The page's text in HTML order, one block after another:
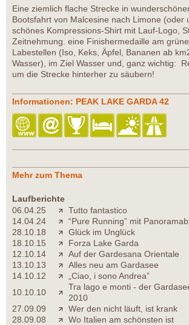
Eine ziemlich flache Strecke in
Bootsfahrt von Malcesine nach Limone (oder
schönes Kompressions-Shirt mit Lauf-Logo,
Zeitnehmung. eine Finishermedaille am
Labestellen (Iso, Keks, Äpfel, Bananen ab
Wasser), im Ziel Wasser und, ganz wichtig:
um die Strecke hinterher zu säubern!
Informationen: PEAK LAKE GARDA 42
Mehr zum Thema
Laufberichte
06.04.25
Tutto fantastico
14.04.24
“Pure Running” mit
28.10.18
Glück im Unglück
18.10.15
Forza Lake Garda
12.10.14
Auf der Gardesana Orientale
13.10.13
Alles neu am Gardasee
14.10.12
„Ciao, i sono Andrea”
10.10.10
Tra lago e monti - der
2010
27.09.09
Wer den nicht läuft, ist krank
28.09.08
Wo Italien am schönsten ist